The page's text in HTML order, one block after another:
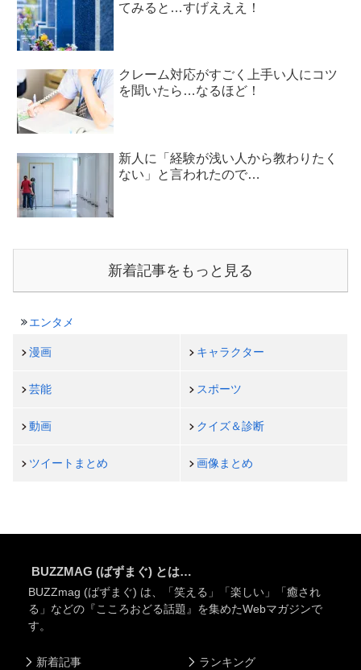
てみると…すげえええ！
クレーム対応がすごく上手い人にコツ
を聞いたら…なるほど！
新人に「経験が浅い人から教わりたく
ない」と言われたので…
新着記事をもっと見る
エンタメ
漫画 キャラクター
芸能 スポーツ
動画 クイズ＆診断
ツイートまとめ 画像まとめ
BUZZMAG (ばずまぐ) とは…
BUZZmag (ばずまぐ) は、「笑える」「楽しい」「癒され
る」などの『こころおどる話題』を集めたWebマガジンで
す。
新着記事 ランキング